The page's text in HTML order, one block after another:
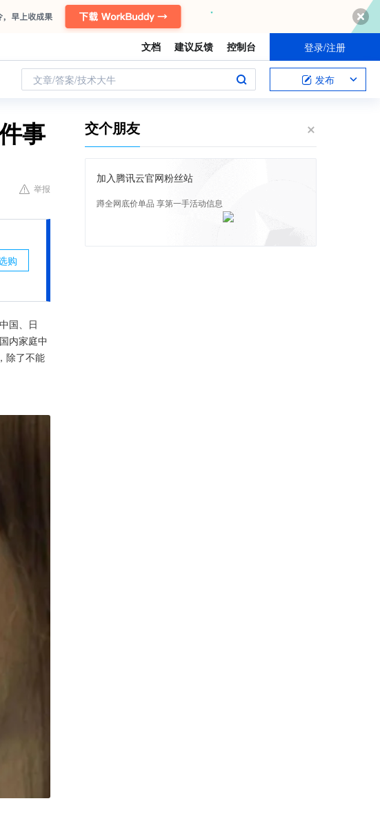
文档 建议反馈 控制台 登录/注册
文章/答案/技术大牛 发布
事
举报
购
国、日
内家庭中
除了不能
交个朋友
加入腾讯云官网粉丝站
蹲全网底价单品 享第一手活动信息